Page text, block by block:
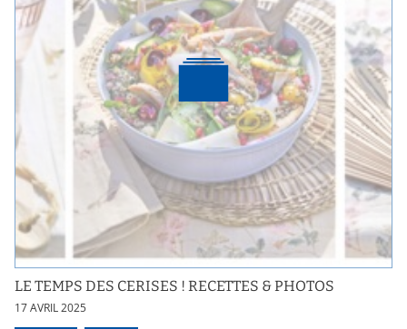
LE TEMPS DES CERISES ! RECETTES & PHOTOS
17 AVRIL 2025